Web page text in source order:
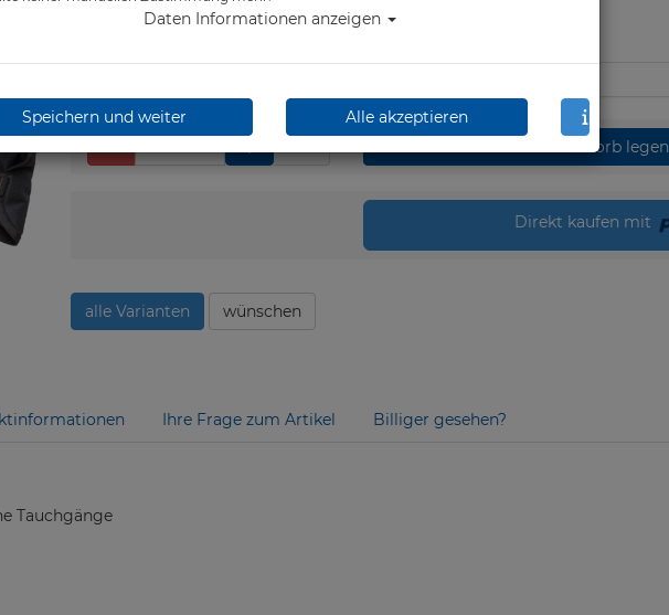
in den Warenkorb legen
Direkt kaufen mit
alle Varianten wünschen
Ihre Frage zum Artikel Billiger gesehen?
Tauchgänge
Daten Informationen anzeigen
Speichern und weiter Alle akzeptieren